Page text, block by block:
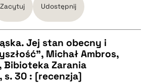
Zacytuj Udostępnij
Jej stan obecny i
Michał Ambros,
Bibioteka Zarania
s. 30 : [recenzja]